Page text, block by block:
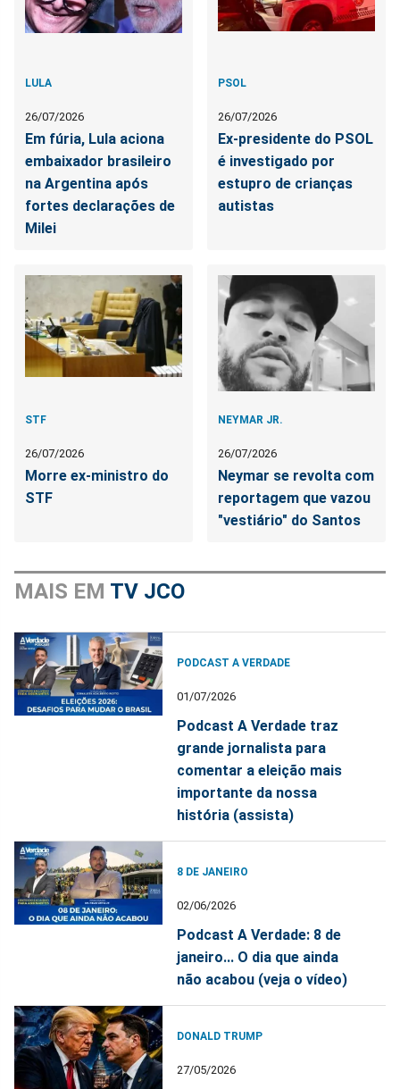
LULA
26/07/2026
Em fúria, Lula aciona
embaixador brasileiro
na Argentina após
fortes declarações de
Milei
PSOL
26/07/2026
Ex-presidente do PSOL
é investigado por
estupro de crianças
autistas
STF
26/07/2026
Morre ex-ministro do
STF
NEYMAR JR.
26/07/2026
Neymar se revolta com
reportagem que vazou
"vestiário" do Santos
MAIS EM TV JCO
PODCAST A VERDADE
01/07/2026
Podcast A Verdade traz
grande jornalista para
comentar a eleição mais
importante da nossa
história (assista)
8 DE JANEIRO
02/06/2026
Podcast A Verdade: 8 de
janeiro... O dia que ainda
não acabou (veja o vídeo)
DONALD TRUMP
27/05/2026